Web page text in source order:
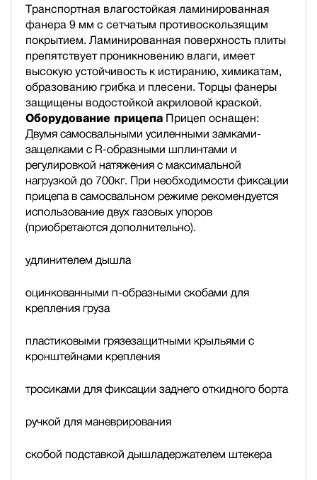
Транспортная влагостойкая ламинированная
фанера 9 мм с сетчатым противоскользящим
покрытием. Ламинированная поверхность плиты
препятствует проникновению влаги, имеет
высокую устойчивость к истиранию, химикатам,
образованию грибка и плесени. Торцы фанеры
защищены водостойкой акриловой краской.
Оборудование прицепа Прицеп оснащен:
Двумя самосвальными усиленными замками-
защелками с R-образными шплинтами и
регулировкой натяжения с максимальной
нагрузкой до 700кг. При необходимости фиксации
прицепа в самосвальном режиме рекомендуется
использование двух газовых упоров
(приобретаются дополнительно).
удлинителем дышла
оцинкованными п-образными скобами для
крепления груза
пластиковыми грязезащитными крыльями с
кронштейнами крепления
тросиками для фиксации заднего откидного борта
ручкой для маневрирования
скобой подставкой дышладержателем штекера